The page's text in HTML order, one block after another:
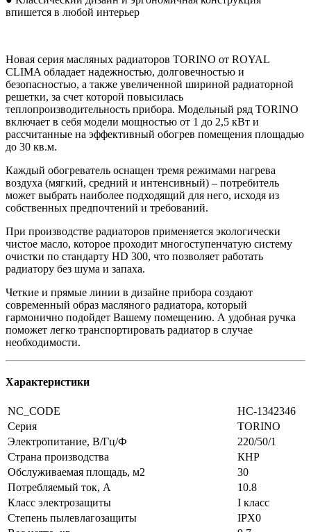
впишется в любой интерьер
Новая серия масляных радиаторов TORINO от ROYAL
CLIMA обладает надежностью, долговечностью и
безопасностью, а также увеличенной шириной радиаторной
решетки, за счет которой повысилась
теплопроизводительность прибора. Модельный ряд TORINO
включает в себя модели мощностью от 1 до 2,5 кВт и
рассчитанные на эффективный обогрев помещения площадью
до 30 кв.м.
Каждый обогреватель оснащен тремя режимами нагрева
воздуха (мягкий, средний и интенсивный) – потребитель
может выбрать наиболее подходящий для него, исходя из
собственных предпочтений и требований.
При производстве радиаторов применяется экологически
чистое масло, которое проходит многоступенчатую систему
очистки по стандарту HD 300, что позволяет работать
радиатору без шума и запаха.
Четкие и прямые линии в дизайне прибора создают
современный образ масляного радиатора, который
гармонично подойдет Вашему помещению. А удобная ручка
поможет легко транспортировать радиатор в случае
необходимости.
Характеристики
NC_CODE
НС-1342346
Серия
TORINO
Электропитание, В/Гц/Ф
220/50/1
Страна производства
КНР
Обслуживаемая площадь, м2
30
Потребляемый ток, А
10.8
Класс электрозащиты
I класс
Степень пылевлагозащиты
IPX0